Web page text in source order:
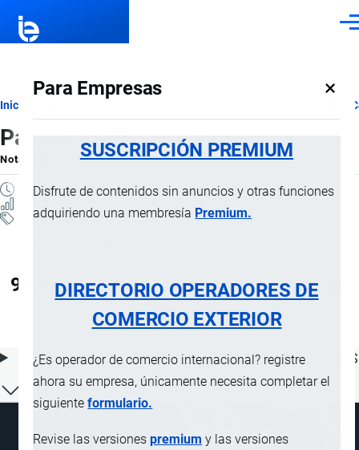
Para Empresas ×
SUSCRIPCIÓN PREMIUM
Disfrute de contenidos sin anuncios y otras funciones
adquiriendo una membresía Premium.
DIRECTORIO OPERADORES DE
COMERCIO EXTERIOR
¿Es operador de comercio internacional? registre
ahora su empresa, únicamente necesita completar el
siguienteformulario.
Revise las versionespremium y las versiones
Ruta
de
navegación
Inicio
Partida 91.14
Nota ExplicativaporImportaciones …, 22 Julio, 2024
7 MINUTOS
Notas Explicativas
91.14 Las demás partes de aparatos de
relojería
ÍNDICE DE CONTENIDOS